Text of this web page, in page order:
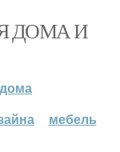
ДОМА И
мебель